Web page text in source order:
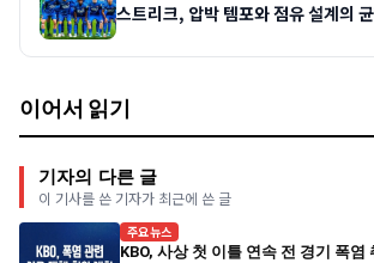
스트리크, 압박 템포와 점유 설계의
이어서 읽기
기자의 다른 글
이 기사를 쓴 기자가 최근에 쓴 글
주요뉴스
KBO, 사상 첫 이틀 연속 전 경기 폭염